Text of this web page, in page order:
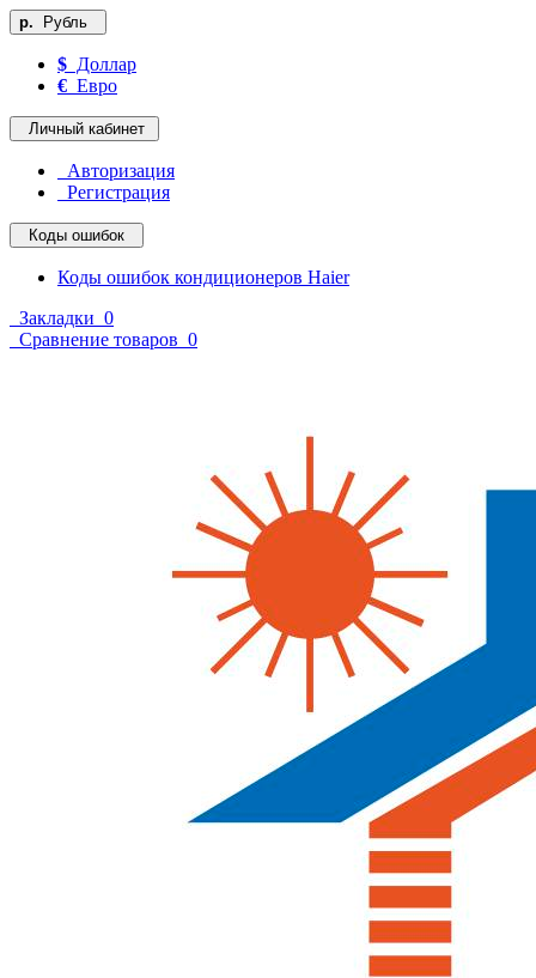
р. Рубль
$ Доллар
€ Евро
Личный кабинет
Авторизация
Регистрация
Коды ошибок
Коды ошибок кондиционеров Haier
Закладки 0
Сравнение товаров 0